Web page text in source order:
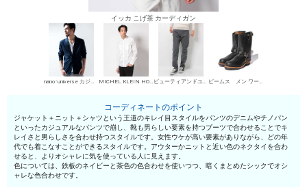
イッカ こげ茶 カーディガン
nano･universe カジュアルジャケット MICHEL KLEIN HOMME シャツ ビューティアンドユース ユナイテッドアローズ デニムパンツ・ジーンズ ビームス メン ワークブーツ
コーディネートのポイント
ジャケット＋ニット＋シャツという王道のキレイ目スタイルをパンツのデニムやチノパン
といったカジュアルなパンツで崩し、靴も男らしい要素を持つブーツで合わせることでキ
レイさと男らしさを合わせ持つスタイルです。女性ウケが高い要素がありながら、どの年
代でも着こなすことができるスタイルです。アウターかニットと近い色のネクタイを合わ
せると、よりオシャレに気を使っている人に見えます。
色については、鉄板のネイビーと茶色の色合わせを使いつつ、暗くまとめたシックでオシ
ャレな色合わせです。